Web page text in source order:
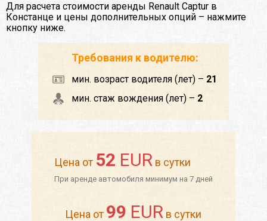
Для расчета стоимости аренды Renault Captur в
Констанце и цены дополнительных опций – нажмите
кнопку ниже.
Требования к водителю:
мин. возраст водителя (лет) – 21
мин. стаж вождения (лет) – 2
Цена от 52 EUR в сутки
При аренде автомобиля минимум на 7 дней
Цена от 99 EUR в сутки